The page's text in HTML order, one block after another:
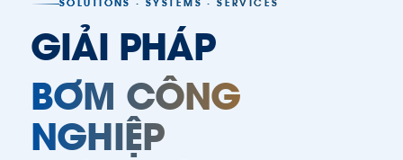
SOLUTIONS · SYSTEMS · SERVICES
GIẢI PHÁP
BƠM CÔNG
NGHIỆP